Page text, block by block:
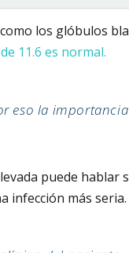
los glóbulos
11.6 es normal.
eso la
puede hablar
infección más seria.